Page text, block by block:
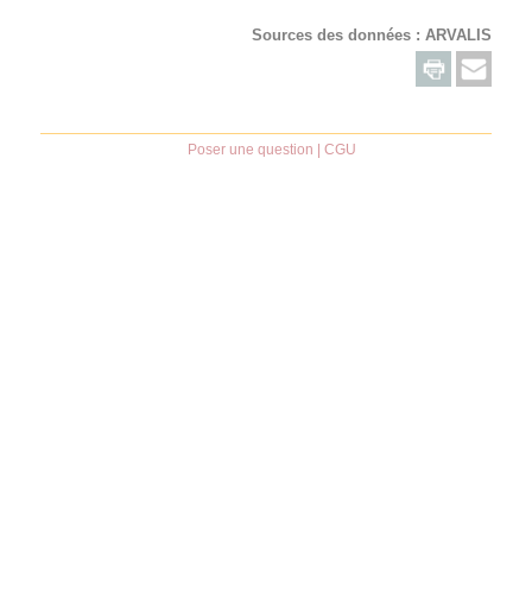
Sources des données : ARVALIS
Poser une question | CGU